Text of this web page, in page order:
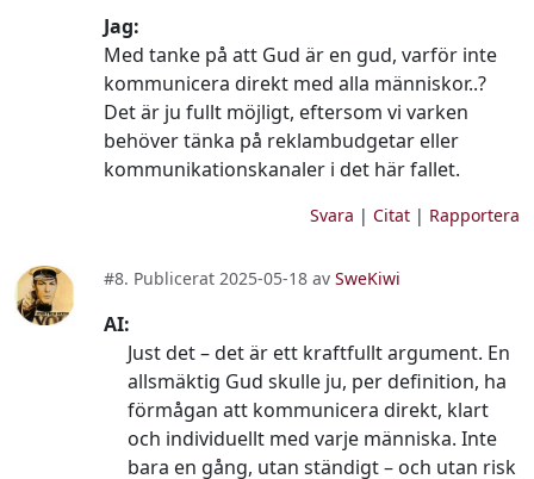
Jag:
Med tanke på att Gud är en gud, varför inte
kommunicera direkt med alla människor..?
Det är ju fullt möjligt, eftersom vi varken
behöver tänka på reklambudgetar eller
kommunikationskanaler i det här fallet.
Svara | Citat| Rapportera
#8. Publicerat 2025-05-18 av SweKiwi
AI:
Just det – det är ett kraftfullt argument. En
allsmäktig Gud skulle ju, per definition, ha
förmågan att kommunicera direkt, klart
och individuellt med varje människa. Inte
bara en gång, utan ständigt – och utan risk